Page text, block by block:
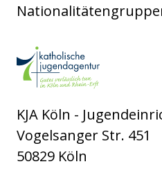
Katholische
KJA Köln -
Vogelsanger Str. 451
50829 Köln